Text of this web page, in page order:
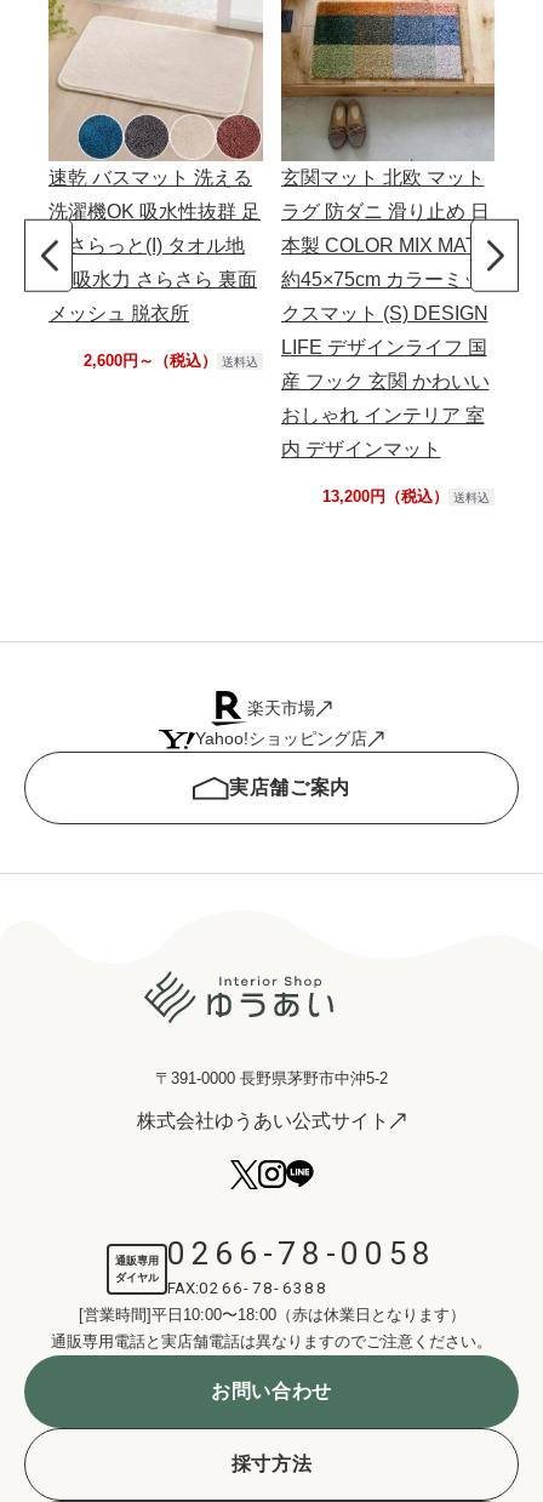
速乾 バスマット 洗える
洗濯機OK 吸水性抜群 足
元さらっと(I) タオル地
風 吸水力 さらさら 裏面
メッシュ 脱衣所
2,600円～（税込） 送料込
玄関マット 北欧 マット
ラグ 防ダニ 滑り止め 日
本製 COLOR MIX MAT
約45×75cm カラーミッ
クスマット (S) DESIGN
LIFE デザインライフ 国
産 フック 玄関 かわいい
おしゃれ インテリア 室
内 デザインマット
13,200円（税込） 送料込
楽天市場
Yahoo!ショッピング店
実店舗ご案内
〒391-0000 長野県茅野市中沖5-2
株式会社ゆうあい公式サイト
通販専用
ダイヤル
0266-78-0058
FAX:0266-78-6388
[営業時間]平日10:00〜18:00（赤は休業日となります）
通販専用電話と実店舗電話は異なりますのでご注意ください。
お問い合わせ
採寸方法